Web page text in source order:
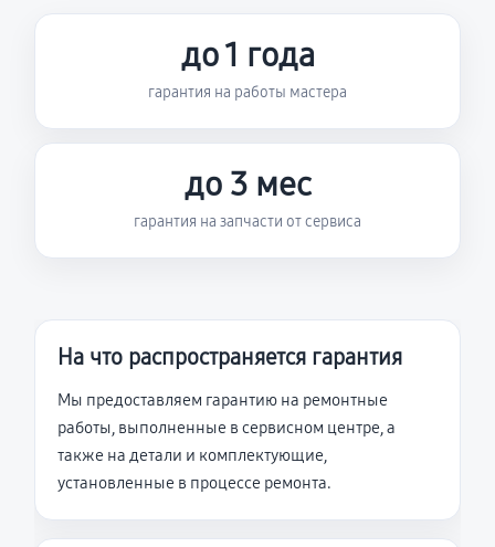
до 1 года
гарантия на работы мастера
до 3 мес
гарантия на запчасти от сервиса
На что распространяется гарантия
Мы предоставляем гарантию на ремонтные
работы, выполненные в сервисном центре, а
также на детали и комплектующие,
установленные в процессе ремонта.